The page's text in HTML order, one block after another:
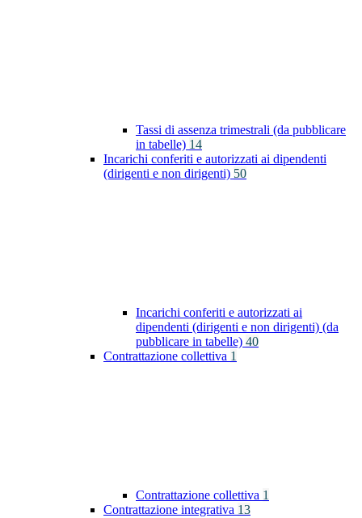
Tassi di assenza trimestrali (da pubblicare
in tabelle) 14
Incarichi conferiti e autorizzati ai dipendenti
(dirigenti e non dirigenti) 50
Incarichi conferiti e autorizzati ai
dipendenti (dirigenti e non dirigenti) (da
pubblicare in tabelle) 40
Contrattazione collettiva 1
Contrattazione collettiva 1
Contrattazione integrativa 13